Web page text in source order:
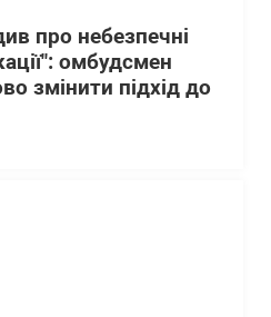
про небезпечні
омбудсмен
змінити підхід до